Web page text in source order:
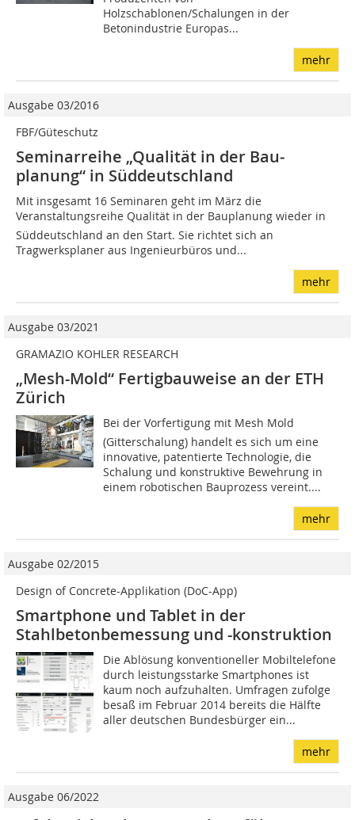
Holzschablonen/Schalungen in der
Betonindustrie Europas...
mehr
Ausgabe 03/2016
FBF/Güteschutz
Seminarreihe „Qualität in der Bau­
planung“ in Süddeutschland
Mit insgesamt 16 Seminaren geht im März die
Veranstaltungsreihe Qualität in der Bauplanung wieder in
Süddeutschland an den Start. Sie richtet sich an
Tragwerksplaner aus Ingenieurbüros und...
mehr
Ausgabe 03/2021
GRAMAZIO KOHLER RESEARCH
„Mesh-Mold“ Fertigbauweise an der ETH
Zürich
Bei der Vorfertigung mit Mesh Mold
(Gitterschalung) handelt es sich um eine
innovative, patentierte Technologie, die
Schalung und konstruktive Bewehrung in
einem robotischen Bauprozess vereint....
mehr
Ausgabe 02/2015
Design of Concrete-Applikation (DoC-App)
Smartphone und Tablet in der
Stahlbetonbemessung und -konstruktion
Die Ablösung konventioneller Mobiltelefone
durch leistungsstarke Smartphones ist
kaum noch aufzuhalten. Umfragen zufolge
besaß im Februar 2014 bereits die Hälfte
aller deutschen Bundesbürger ein...
mehr
Ausgabe 06/2022